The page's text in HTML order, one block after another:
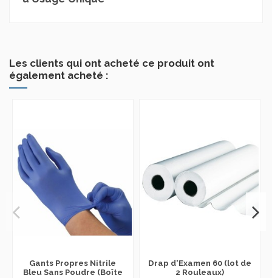
Les clients qui ont acheté ce produit ont
également acheté :
Gants Propres Nitrile
Bleu Sans Poudre (Boîte
Drap d'Examen 60 (lot de
2 Rouleaux)